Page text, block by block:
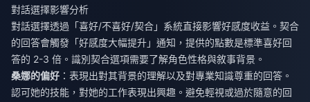
對話選擇影響分析
對話選擇透過「喜好/不喜好/契合」系統直接影響好感度收益。契合
的回答會觸發「好感度大幅提升」通知，提供的點數是標準喜好回
答的 2-3 倍。識別契合選項需要了解角色性格與敘事背景。
桑娜的偏好 ：表現出對其背景的理解以及對專業知識尊重的回答。
認可她的技能，對她的工作表現出興趣。避免輕視或過於隨意的回